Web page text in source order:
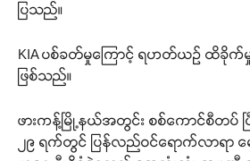
ပြသည်။
KIA ပစ်ခတ်မှုကြောင့် ရဟတ်ယဉ် ထိခိုက်
ဖြစ်သည်။
ဖားကန့်မြို့နယ်အတွင်း စစ်ကောင်စီတပ်
၂၉ ရက်တွင် ပြန်လည်ဝင်ရောက်လာရာ